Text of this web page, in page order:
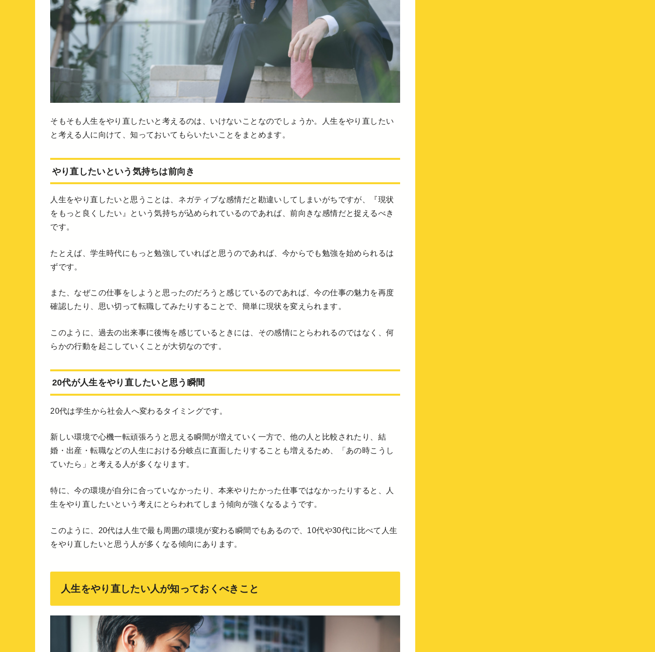
そもそも人生をやり直したいと考えるのは、いけないことなのでしょうか。人生をやり直したい
と考える人に向けて、知っておいてもらいたいことをまとめます。
やり直したいという気持ちは前向き
人生をやり直したいと思うことは、ネガティブな感情だと勘違いしてしまいがちですが、『現状
をもっと良くしたい』という気持ちが込められているのであれば、前向きな感情だと捉えるべき
です。
たとえば、学生時代にもっと勉強していればと思うのであれば、今からでも勉強を始められるは
ずです。
また、なぜこの仕事をしようと思ったのだろうと感じているのであれば、今の仕事の魅力を再度
確認したり、思い切って転職してみたりすることで、簡単に現状を変えられます。
このように、過去の出来事に後悔を感じているときには、その感情にとらわれるのではなく、何
らかの行動を起こしていくことが大切なのです。
20代が人生をやり直したいと思う瞬間
20代は学生から社会人へ変わるタイミングです。
新しい環境で心機一転頑張ろうと思える瞬間が増えていく一方で、他の人と比較されたり、結
婚・出産・転職などの人生における分岐点に直面したりすることも増えるため、「あの時こうし
ていたら」と考える人が多くなります。
特に、今の環境が自分に合っていなかったり、本来やりたかった仕事ではなかったりすると、人
生をやり直したいという考えにとらわれてしまう傾向が強くなるようです。
このように、20代は人生で最も周囲の環境が変わる瞬間でもあるので、10代や30代に比べて人生
をやり直したいと思う人が多くなる傾向にあります。
人生をやり直したい人が知っておくべきこと